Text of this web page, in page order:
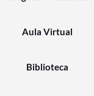
Aula Virtual
Biblioteca